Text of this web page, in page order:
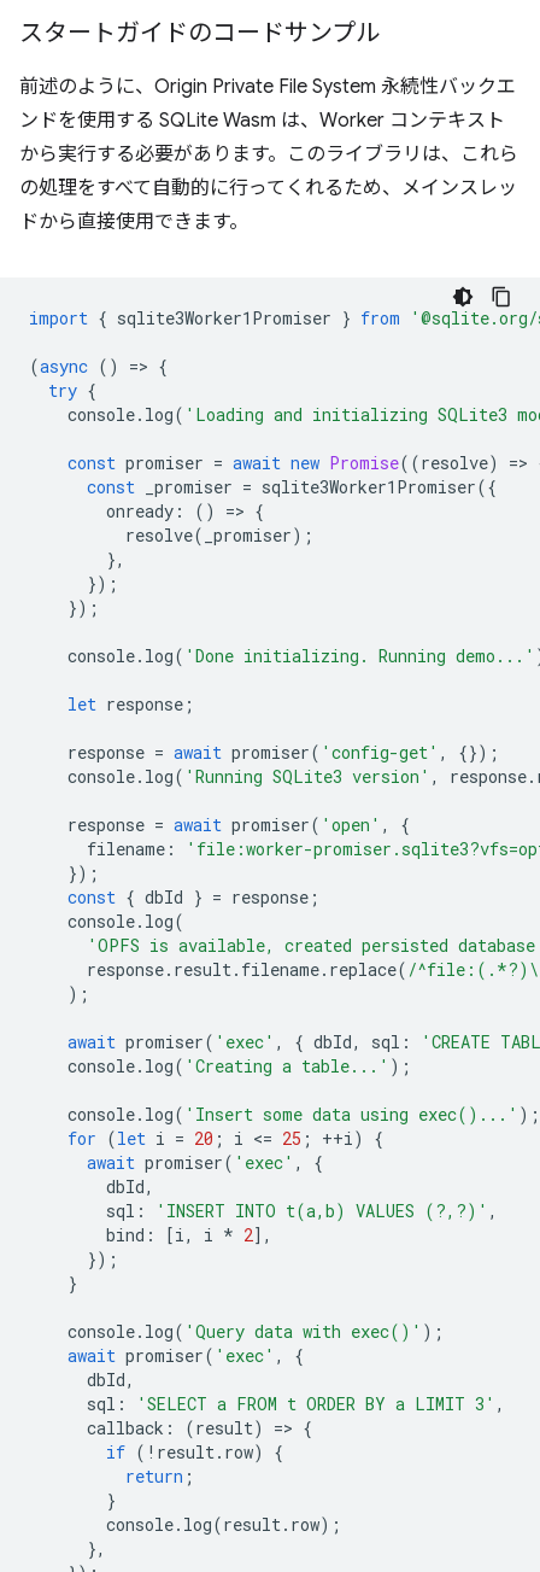
スタートガイドのコードサンプル
前述のように、Origin Private File System 永続性バックエ
ンドを使用する SQLite Wasm は、Worker コンテキスト
から実行する必要があります。このライブラリは、これら
の処理をすべて自動的に行ってくれるため、メインスレッ
ドから直接使用できます。
import { sqlite3Worker1Promiser } from
(async () => {
try {
console. log( 'Loading and initializing SQLite3
const promiser = await new Promise((resolve) =>
const
_promiser = sqlite3Worker1Promiser({
onready : () => {
resolve( _promiser);
},
});
});
console. log( 'Done initializing. Running demo...'
let response ;
response = await promiser( 'config-get' ,
{});
console. log( 'Running SQLite3 version' , response.
response = await promiser( 'open' ,
{
filename :
'file:worker-
});
const { dbId } = response ;
console. log(
'OPFS is available, created persisted
response. result. filename. replace( /
);
await promiser( 'exec' , { dbId, sql :
'CREATE
console. log( 'Creating a table...' );
console. log( 'Insert some data using exec()...' );
for (let i = 20 ; i <= 25 ; ++i)
{
await promiser( 'exec' ,
{
dbId,
sql : 'INSERT INTO t(a,b) VALUES (?,?)' ,
bind : [i, i * 2],
});
}
console. log( 'Query data with exec()' );
await promiser( 'exec' ,
{
dbId,
sql : 'SELECT a FROM t ORDER BY a LIMIT 3' ,
callback : (result) => {
if ( ! result. row)
{
return ;
}
console. log(result. row);
},